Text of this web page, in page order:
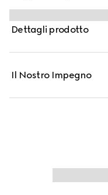
jersey di cotone
Gucci.
Dettagli prodotto
Il Nostro Impegno